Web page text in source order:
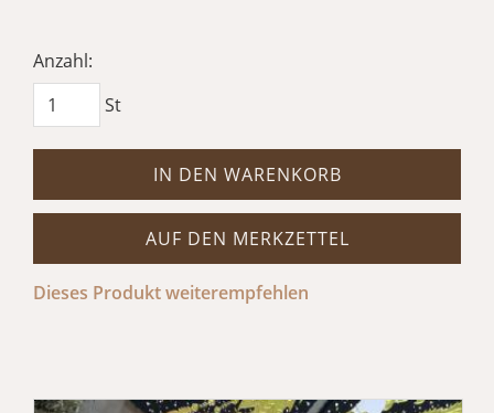
Anzahl:
St
IN DEN WARENKORB
AUF DEN MERKZETTEL
Dieses Produkt weiterempfehlen